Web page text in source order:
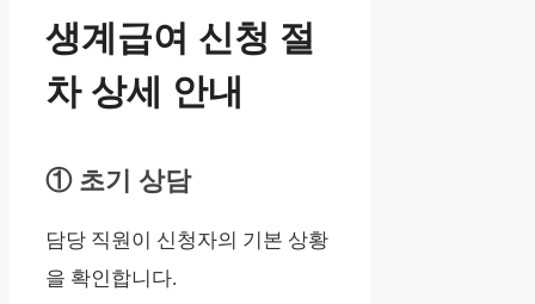
생계급여 신청 절
차 상세 안내
① 초기 상담
담당 직원이 신청자의 기본 상황
을 확인합니다.